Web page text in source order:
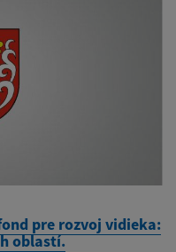
pre rozvoj vidieka:
oblastí.